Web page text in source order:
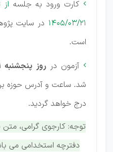
 کارت ورود به جلسه
1405/03/21 در سایت
است.
آزمون درروز پنجشنبه 1405/03/21
شد. ساعت و آدرس حوزه
درج خواهد گردید.
توجه: کارجوی گرامی،
دفترچه استخدامی می